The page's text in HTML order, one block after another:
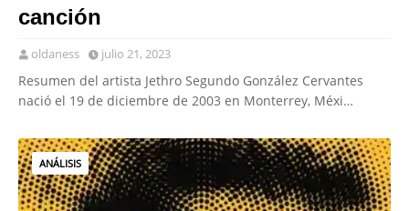
canción
oldaness julio 21, 2023
Resumen del artista Jethro Segundo González Cervantes
nació el 19 de diciembre de 2003 en Monterrey, Méxi…
ANÁLISIS